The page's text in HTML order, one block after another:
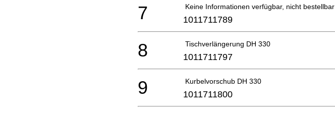
Keine Informationen verfügbar, nicht bestellbar
7 1011711789
Tischverlängerung DH 330
8 1011711797
Kurbelvorschub DH 330
9 1011711800